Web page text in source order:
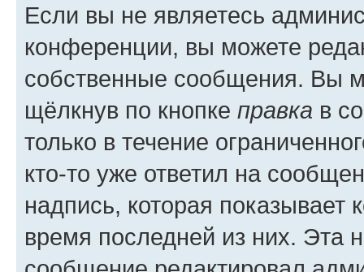
Если вы не являетесь
конференции, вы можете
собственные сообщения. Вы
щёлкнув по кнопке правка в
только в течение
кто-то уже ответил на
надпись, которая показывает
время последней из них. Эта